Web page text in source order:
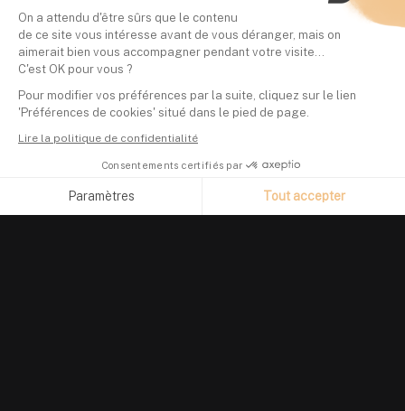
On a attendu d'être sûrs que le contenu
de ce site vous intéresse avant de vous déranger, mais on
aimerait bien vous accompagner pendant votre visite...
C'est OK pour vous ?
Pour modifier vos préférences par la suite, cliquez sur le lien
'Préférences de cookies' situé dans le pied de page.
Lire la politique de confidentialité
Consentements certifiés par
Paramètres Tout accepter